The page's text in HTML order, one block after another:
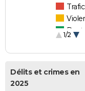
1/2
Délits et crimes en
2025